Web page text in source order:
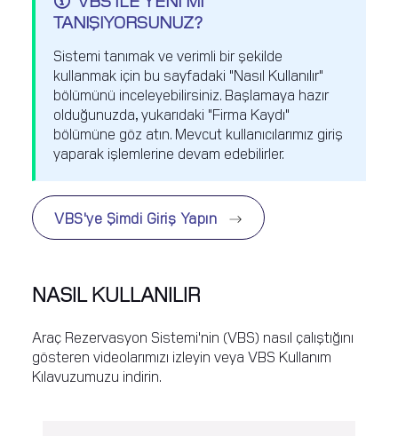
TANIŞIYORSUNUZ?
Sistemi tanımak ve verimli bir şekilde
kullanmak için bu sayfadaki "Nasıl Kullanılır"
bölümünü inceleyebilirsiniz. Başlamaya hazır
olduğunuzda, yukarıdaki "Firma Kaydı"
bölümüne göz atın. Mevcut kullanıcılarımız giriş
yaparak işlemlerine devam edebilirler.
VBS'ye Şimdi Giriş Yapın
NASIL KULLANILIR
Araç Rezervasyon Sistemi'nin (VBS) nasıl çalıştığını
gösteren videolarımızı izleyin veya VBS Kullanım
Kılavuzumuzu indirin.